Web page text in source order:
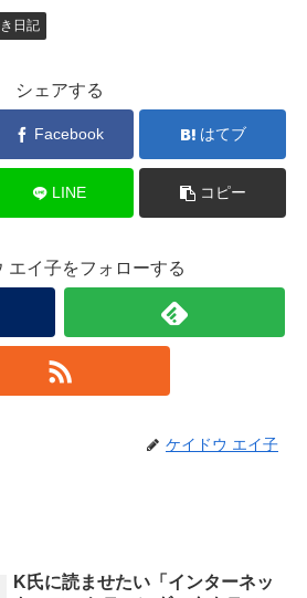
日記
シェアする
Facebook はてブ
LINE コピー
エイ子をフォローする
ケイドウ エイ子
K氏に読ませたい「インターネッ